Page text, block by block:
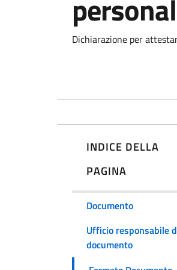
Dichiarazione per
INDICE DELLA
PAGINA
Documento
Ufficio responsabile
documento